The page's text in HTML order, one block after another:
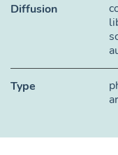
Diffusion
Type